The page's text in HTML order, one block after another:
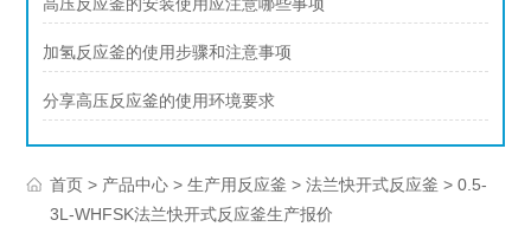
高压反应釜的安装使用应注意哪些事项
加氢反应釜的使用步骤和注意事项
分享高压反应釜的使用环境要求
首页 > 产品中心 >生产用反应釜 >法兰快开式反应釜 > 0.5-
3L-WHFSK法兰快开式反应釜生产报价